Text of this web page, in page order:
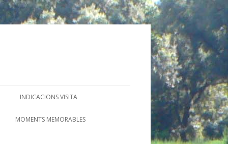
INDICACIONS VISITA
MOMENTS MEMORABLES